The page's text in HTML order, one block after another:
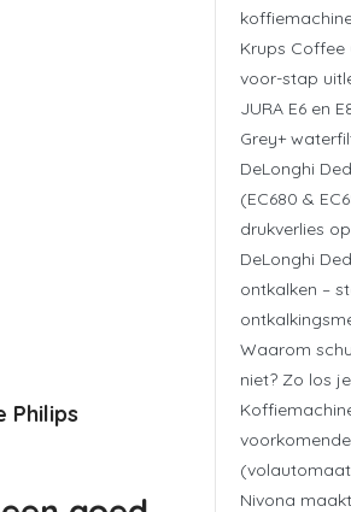
Philips
Krups Coffee
voor-stap
JURA E6 en
Grey+
DeLonghi
(EC680 &
drukverlies
DeLonghi
ontkalken –
Waarom
niet? Zo los
Nivona